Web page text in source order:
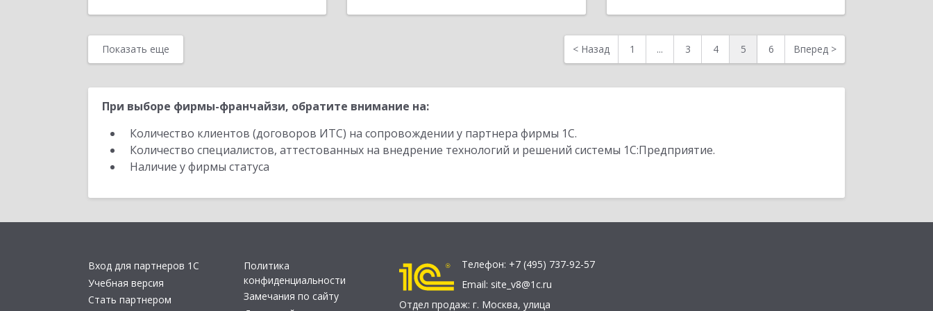
Показать еще < Назад 1 ... 3 4 5 6 Вперед >
При выборе фирмы-франчайзи, обратите внимание на:
Количество клиентов (договоров ИТС) на сопровождении у партнера фирмы 1С.
Количество специалистов, аттестованных на внедрение технологий и решений системы 1С:Предприятие.
Наличие у фирмы статуса
Вход для партнеров 1С
Учебная версия
Стать партнером
Политика
конфиденциальности
Замечания по сайту
Телефон: +7 (495) 737-92-57
Email: site_v8@1c.ru
Отдел продаж: г. Москва, улица